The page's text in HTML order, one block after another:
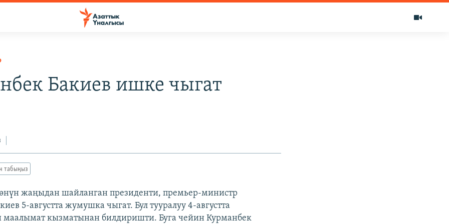
Бакиев ишке чыгат
табыңыз
жаңыдан шайланган президенти, премьер-министр
5-августта жумушка чыгат. Бул тууралуу 4-августта
маалымат кызматынан билдиришти. Буга чейин Курманбек